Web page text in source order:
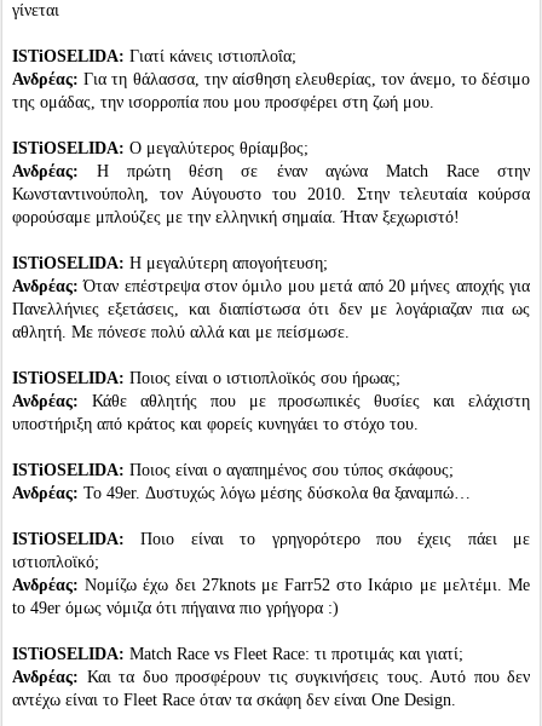
γίνεται
ISTiOSELIDA: Γιατί κάνεις ιστιοπλοΐα;
Ανδρέας: Για τη θάλασσα, την αίσθηση ελευθερίας, τον άνεμο, το δέσιμο
της ομάδας, την ισορροπία που μου προσφέρει στη ζωή μου.
ISTiOSELIDA: Ο μεγαλύτερος θρίαμβος;
Ανδρέας: Η πρώτη θέση σε έναν αγώνα Match Race στην
Κωνσταντινούπολη, τον Αύγουστο του 2010. Στην τελευταία κούρσα
φορούσαμε μπλούζες με την ελληνική σημαία. Ήταν ξεχωριστό!
ISTiOSELIDA: Η μεγαλύτερη απογοήτευση;
Ανδρέας: Όταν επέστρεψα στον όμιλο μου μετά από 20 μήνες αποχής για
Πανελλήνιες εξετάσεις, και διαπίστωσα ότι δεν με λογάριαζαν πια ως
αθλητή. Με πόνεσε πολύ αλλά και με πείσμωσε.
ISTiOSELIDA: Ποιος είναι ο ιστιοπλοϊκός σου ήρωας;
Ανδρέας: Κάθε αθλητής που με προσωπικές θυσίες και ελάχιστη
υποστήριξη από κράτος και φορείς κυνηγάει το στόχο του.
ISTiOSELIDA: Ποιος είναι ο αγαπημένος σου τύπος σκάφους;
Ανδρέας: Το 49er. Δυστυχώς λόγω μέσης δύσκολα θα ξαναμπώ…
ISTiOSELIDA:Ποιο είναι το γρηγορότερο που έχεις πάει με
ιστιοπλοϊκό;
Ανδρέας: Νομίζω έχω δει 27knots με Farr52 στο Ικάριο με μελτέμι. Me
to 49er όμως νόμιζα ότι πήγαινα πιο γρήγορα :)
ISTiOSELIDA: Match Race vs Fleet Race: τι προτιμάς και γιατί;
Ανδρέας: Και τα δυο προσφέρουν τις συγκινήσεις τους. Αυτό που δεν
αντέχω είναι το Fleet Race όταν τα σκάφη δεν είναι One Design.